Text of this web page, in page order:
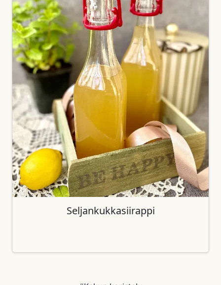
Seljankukkasiirappi